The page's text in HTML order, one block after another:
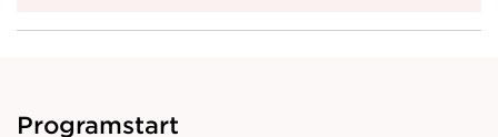
Programstart